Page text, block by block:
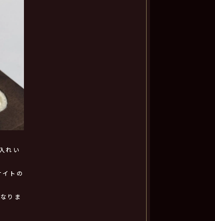
れい
トの
りま